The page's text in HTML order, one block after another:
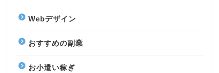
Webデザイン
おすすめの副業
お小遣い稼ぎ